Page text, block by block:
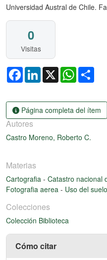
Universidad Austral de Chile.
0
Visitas
FacebookLinkedIn
X WhatsApp
Página completa del ítem
Autores
Castro Moreno, Roberto C.
Materias
Cartografia - Catastro nacional
Fotografia aerea - Uso del suelo
Colecciones
Colección Biblioteca
Cómo citar